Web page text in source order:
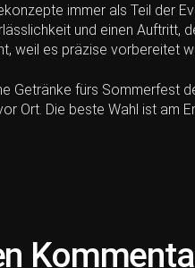
immer als Teil der
und einen
weil es präzise vorbereitet
Getränke fürs Sommerfest
Ort. Die beste Wahl ist am